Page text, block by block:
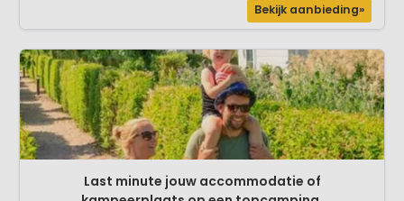
Bekijk aanbieding»
Last minute jouw accommodatie of